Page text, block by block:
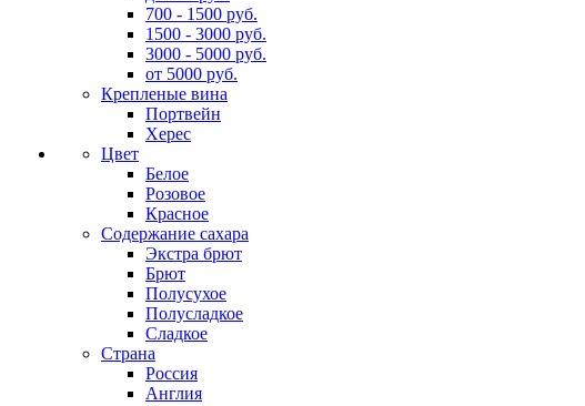
700 - 1500 руб.
1500 - 3000 руб.
3000 - 5000 руб.
от 5000 руб.
Крепленые вина
Портвейн
Херес
Цвет
Белое
Розовое
Красное
Содержание сахара
Экстра брют
Брют
Полусухое
Полусладкое
Сладкое
Страна
Россия
Англия